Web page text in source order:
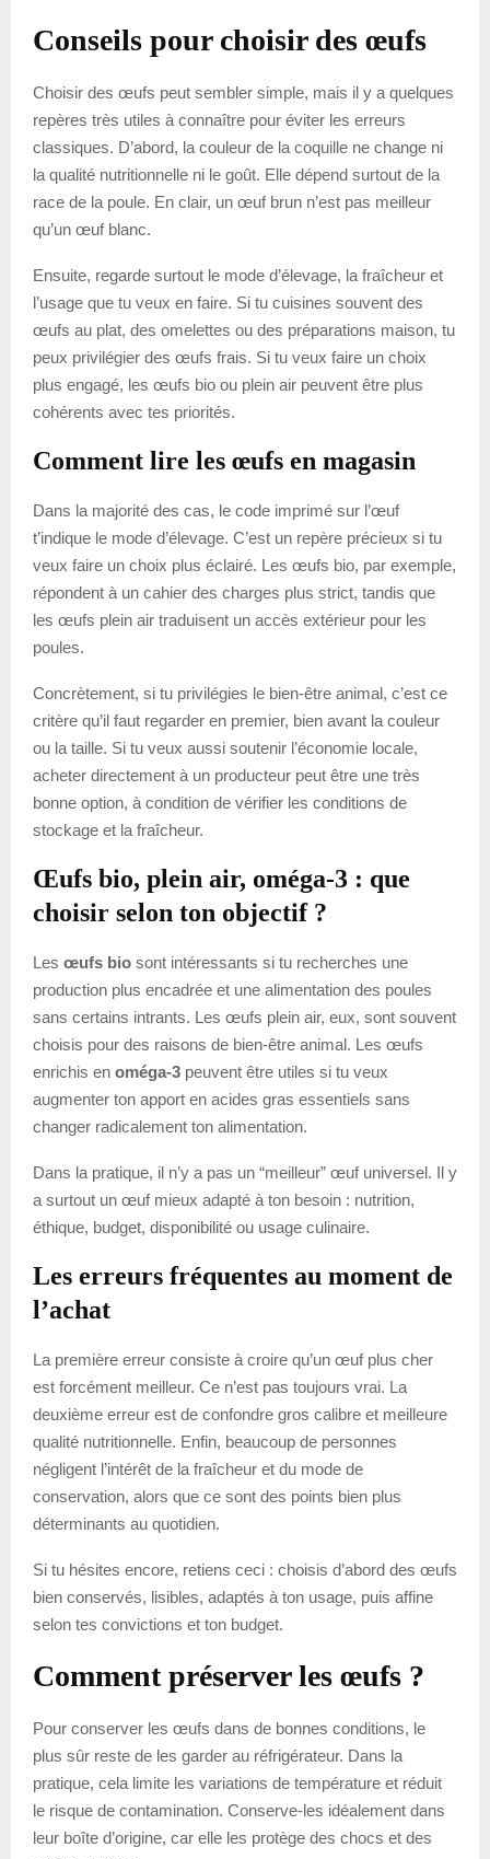
Conseils pour choisir des œufs
Choisir des œufs peut sembler simple, mais il y a quelques
repères très utiles à connaître pour éviter les erreurs
classiques. D’abord, la couleur de la coquille ne change ni
la qualité nutritionnelle ni le goût. Elle dépend surtout de la
race de la poule. En clair, un œuf brun n’est pas meilleur
qu’un œuf blanc.
Ensuite, regarde surtout le mode d’élevage, la fraîcheur et
l’usage que tu veux en faire. Si tu cuisines souvent des
œufs au plat, des omelettes ou des préparations maison, tu
peux privilégier des œufs frais. Si tu veux faire un choix
plus engagé, les œufs bio ou plein air peuvent être plus
cohérents avec tes priorités.
Comment lire les œufs en magasin
Dans la majorité des cas, le code imprimé sur l’œuf
t’indique le mode d’élevage. C’est un repère précieux si tu
veux faire un choix plus éclairé. Les œufs bio, par exemple,
répondent à un cahier des charges plus strict, tandis que
les œufs plein air traduisent un accès extérieur pour les
poules.
Concrètement, si tu privilégies le bien-être animal, c’est ce
critère qu’il faut regarder en premier, bien avant la couleur
ou la taille. Si tu veux aussi soutenir l’économie locale,
acheter directement à un producteur peut être une très
bonne option, à condition de vérifier les conditions de
stockage et la fraîcheur.
Œufs bio, plein air, oméga-3 : que
choisir selon ton objectif ?
Les œufs bio sont intéressants si tu recherches une
production plus encadrée et une alimentation des poules
sans certains intrants. Les œufs plein air, eux, sont souvent
choisis pour des raisons de bien-être animal. Les œufs
enrichis en oméga-3 peuvent être utiles si tu veux
augmenter ton apport en acides gras essentiels sans
changer radicalement ton alimentation.
Dans la pratique, il n’y a pas un “meilleur” œuf universel. Il y
a surtout un œuf mieux adapté à ton besoin : nutrition,
éthique, budget, disponibilité ou usage culinaire.
Les erreurs fréquentes au moment de
l’achat
La première erreur consiste à croire qu’un œuf plus cher
est forcément meilleur. Ce n’est pas toujours vrai. La
deuxième erreur est de confondre gros calibre et meilleure
qualité nutritionnelle. Enfin, beaucoup de personnes
négligent l’intérêt de la fraîcheur et du mode de
conservation, alors que ce sont des points bien plus
déterminants au quotidien.
Si tu hésites encore, retiens ceci : choisis d’abord des œufs
bien conservés, lisibles, adaptés à ton usage, puis affine
selon tes convictions et ton budget.
Comment préserver les œufs ?
Pour conserver les œufs dans de bonnes conditions, le
plus sûr reste de les garder au réfrigérateur. Dans la
pratique, cela limite les variations de température et réduit
le risque de contamination. Conserve-les idéalement dans
leur boîte d’origine, car elle les protège des chocs et des